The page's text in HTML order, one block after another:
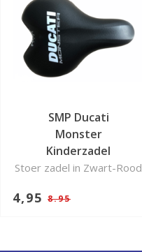
SMP Ducati
Monster
Kinderzadel
Stoer zadel in Zwart-Rood
4,95 8.95